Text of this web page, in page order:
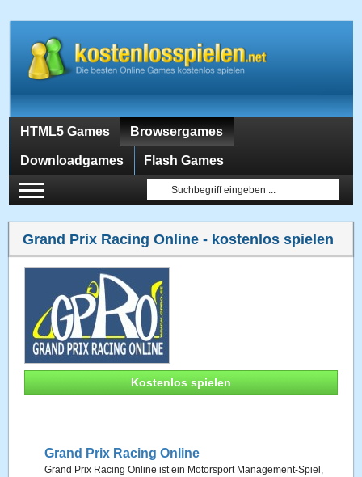
HTML5 Games Browsergames
Downloadgames Flash Games
Grand Prix Racing Online - kostenlos spielen
Kostenlos spielen
Grand Prix Racing Online
Grand Prix Racing Online ist ein Motorsport Management-Spiel,